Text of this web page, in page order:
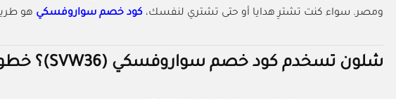
ومصر. سواء كنت تشترِ هدايا أو حتى تشتري لنفسك، كود خصم سواروفسكي هو
شلون تسخدم كود خصم سواروفسكي (SVW36)؟ خطوات سهلة تناسب الجميع